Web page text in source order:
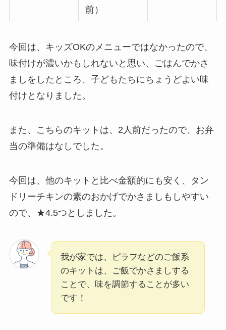
前）
今回は、キッズOKのメニューではなかったので、
味付けが濃いかもしれないと思い、ごはんでかさ
ましをしたところ、子どもたちにちょうどよい味
付けとなりました。
また、こちらのキットは、2人前だったので、お弁
当の準備はなしでした。
今回は、他のキットと比べ金額的にも安く、タン
ドリーチキンの素のおかげでかさましもしやすい
ので、★4.5つとしました。
我が家では、ピラフなどのご飯系
のキットは、ご飯でかさましする
ことで、味を調節することが多い
です！